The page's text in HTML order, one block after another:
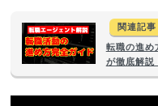
関連記事
転職の進め
が徹底解説